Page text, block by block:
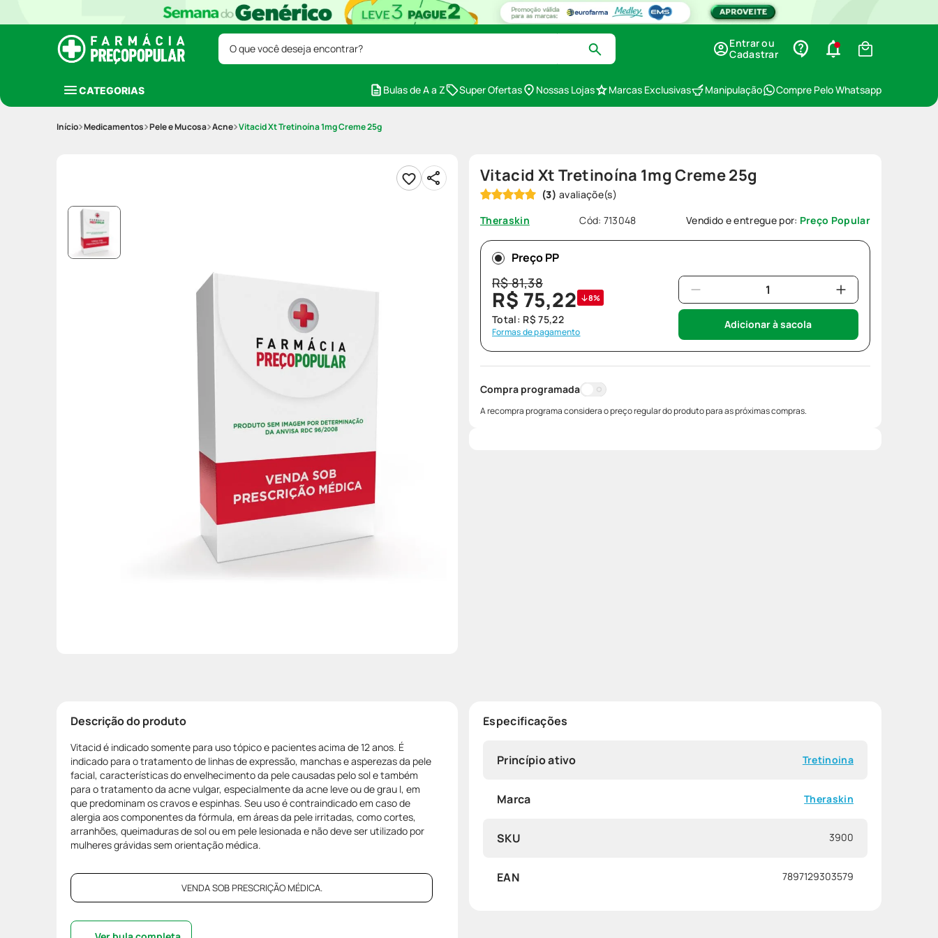
O que você deseja encontrar?
Entrar ou
Cadastrar
CATEGORIAS Bulas de A a Z Super Ofertas Nossas Lojas Marcas Exclusivas Manipulação Compre Pelo Whatsapp
Medicamentos Pele e Mucosa Acne Vitacid Xt Tretinoína 1mg Creme 25g
Vitacid Xt Tretinoína 1mg Creme 25g
(3)
Theraskin
Cód: 713048 Vendido e entregue por: Preço Popular
Preço PP
R$81,38
R$ 75,22 8%
Total: R$ 75,22
Formas de pagamento
Adicionar à sacola
Compra programada
A recompra programa considera o preço regular do produto para as próximas compras.
Descrição do produto
Vitacid é indicado somente para uso tópico e pacientes acima de 12 anos. É
indicado para o tratamento de linhas de expressão, manchas e asperezas da pele
facial, características do envelhecimento da pele causadas pelo sol e também
para o tratamento da acne vulgar, especialmente da acne leve ou de grau I, em
que predominam os cravos e espinhas. Seu uso é contraindicado em caso de
alergia aos componentes da fórmula, em áreas da pele irritadas, como cortes,
arranhões, queimaduras de sol ou em pele lesionada e não deve ser utilizado por
mulheres grávidas sem orientação médica.
VENDA SOB PRESCRIÇÃO MÉDICA.
Especificações
Princípio ativo Tretinoina
Marca Theraskin
SKU 3900
EAN 7897129303579